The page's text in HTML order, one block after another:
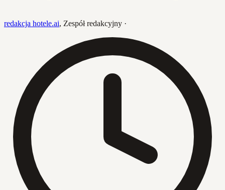
redakcja hotele.ai, Zespół redakcyjny ·